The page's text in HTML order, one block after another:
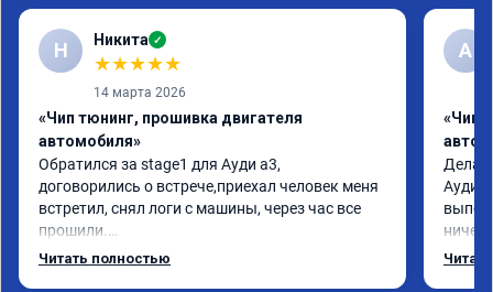
Н Никита ✓
★★★★★
14 марта 2026
«Чип тюнинг, прошивка двигателя
автомобиля»
Обратился за stage1 для Ауди а3,
договорились о встрече,приехал человек меня
встретил, снял логи с машины, через час все
прошили.
Арман спасибо тебе огромное, машинка по
Читать полностью
А
«Чип
Делал